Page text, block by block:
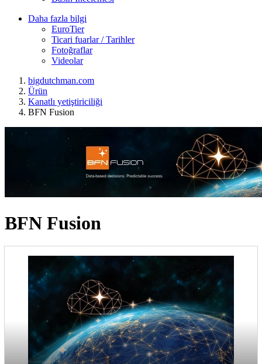
Daha fazla bilgi
EuroTier
Ticari fuarlar / Tarihler
Fotoğraflar
Videolar
bigdutchman.com
Ürün
Kanatlı yetiştiriciliği
BFN Fusion
BFN Fusion